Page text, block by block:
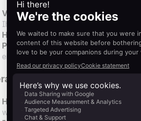
Volle Kontrolle über die
Ihren eigenen Standards und Werten.
Höhere Margen:Da keine
Personalisierung:Direkte
einzugehen.
Hoher Aufwand:Vertrieb und
was viel Zeit und Ressourcen erfordert.